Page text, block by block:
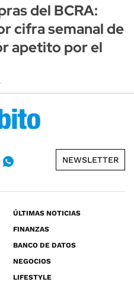
del BCRA:
cifra semanal de
apetito por el
NEWSLETTER
ÚLTIMAS NOTICIAS
FINANZAS
BANCO DE DATOS
NEGOCIOS
LIFESTYLE